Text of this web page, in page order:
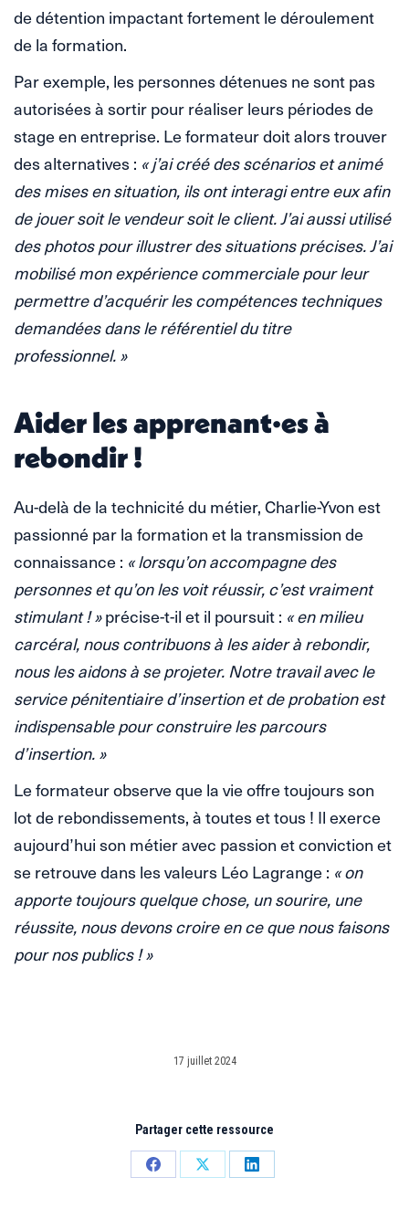
de détention impactant fortement le déroulement
de la formation.
Par exemple, les personnes détenues ne sont pas
autorisées à sortir pour réaliser leurs périodes de
stage en entreprise. Le formateur doit alors trouver
des alternatives : « j’ai créé des scénarios et animé
des mises en situation, ils ont interagi entre eux afin
de jouer soit le vendeur soit le client. J’ai aussi utilisé
des photos pour illustrer des situations précises. J’ai
mobilisé mon expérience commerciale pour leur
permettre d’acquérir les compétences techniques
demandées dans le référentiel du titre
professionnel. »
Aider les apprenant·es à
rebondir !
Au-delà de la technicité du métier, Charlie-Yvon est
passionné par la formation et la transmission de
connaissance : « lorsqu’on accompagne des
personnes et qu’on les voit réussir, c’est vraiment
stimulant ! »précise-t-il et il poursuit : « en milieu
carcéral, nous contribuons à les aider à rebondir,
nous les aidons à se projeter. Notre travail avec le
service pénitentiaire d’insertion et de probation est
indispensable pour construire les parcours
d’insertion. »
Le formateur observe que la vie offre toujours son
lot de rebondissements, à toutes et tous ! Il exerce
aujourd’hui son métier avec passion et conviction et
se retrouve dans les valeurs Léo Lagrange : « on
apporte toujours quelque chose, un sourire, une
réussite, nous devons croire en ce que nous faisons
pour nos publics ! »
17 juillet 2024
Partager cette ressource
PartagerPartagerPartager